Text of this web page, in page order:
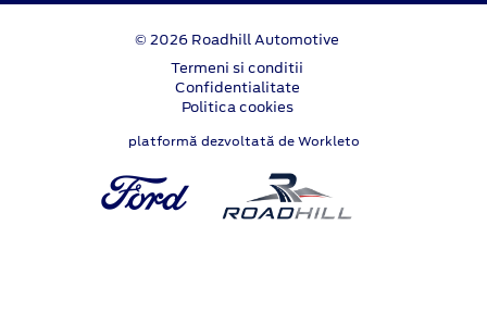
© 2026 Roadhill Automotive
Termeni si conditii
Confidentialitate
Politica cookies
platformă dezvoltată de Workleto